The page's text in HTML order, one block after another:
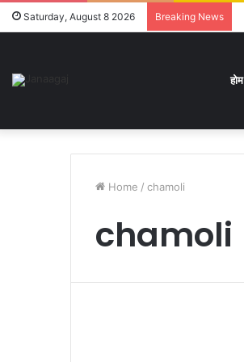
Saturday, August 8 2026 Breaking News
होम
Home / chamoli
chamoli